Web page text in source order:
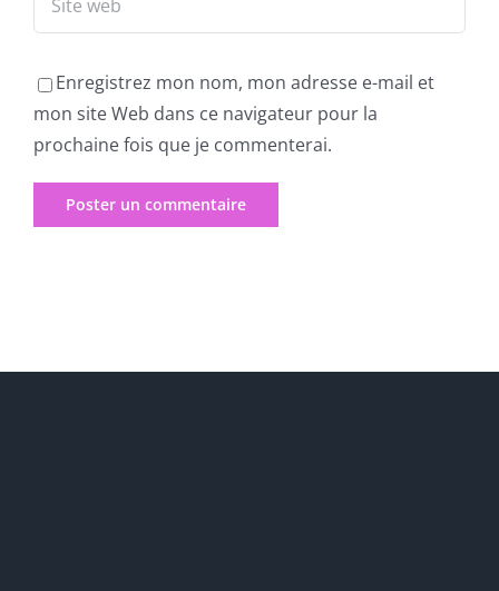
Enregistrez mon nom, mon adresse e-mail et
mon site Web dans ce navigateur pour la
prochaine fois que je commenterai.